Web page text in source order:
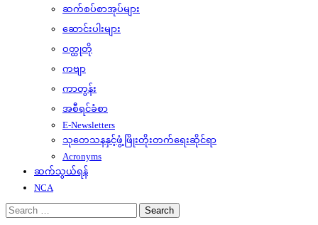
ဆက်စပ်စာအုပ်များ
ဆောင်းပါးများ
ဝတ္ထုတို
ကဗျာ
ကာတွန်း
အစီရင်ခံစာ
E-Newsletters
သုတေသနနှင့်ဖွံ့ဖြိုးတိုးတက်ရေးဆိုင်ရာ
Acronyms
ဆက်သွယ်ရန်
NCA
Search
for: